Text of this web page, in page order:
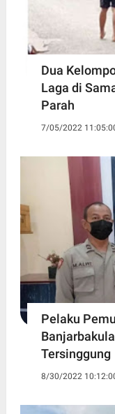
Dua
Laga di
Parah
7/05/2022
Pelaku
Tersinggung
8/30/2022